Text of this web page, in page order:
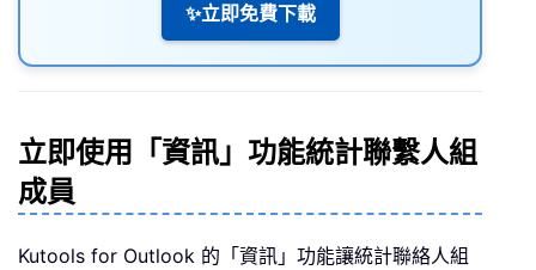
✨立即免費下載
立即使用「資訊」功能統計聯繫人組
成員
Kutools for Outlook 的「資訊」功能讓統計聯絡人組